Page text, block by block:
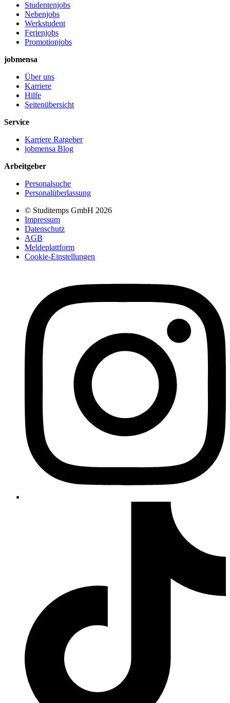
Studentenjobs
Nebenjobs
Werkstudent
Ferienjobs
Promotionjobs
jobmensa
Über uns
Karriere
Hilfe
Seitenübersicht
Service
Karriere Ratgeber
jobmensa Blog
Arbeitgeber
Personalsuche
Personalüberlassung
© Studitemps GmbH 2026
Impressum
Datenschutz
AGB
Meldeplattform
Cookie-Einstellungen